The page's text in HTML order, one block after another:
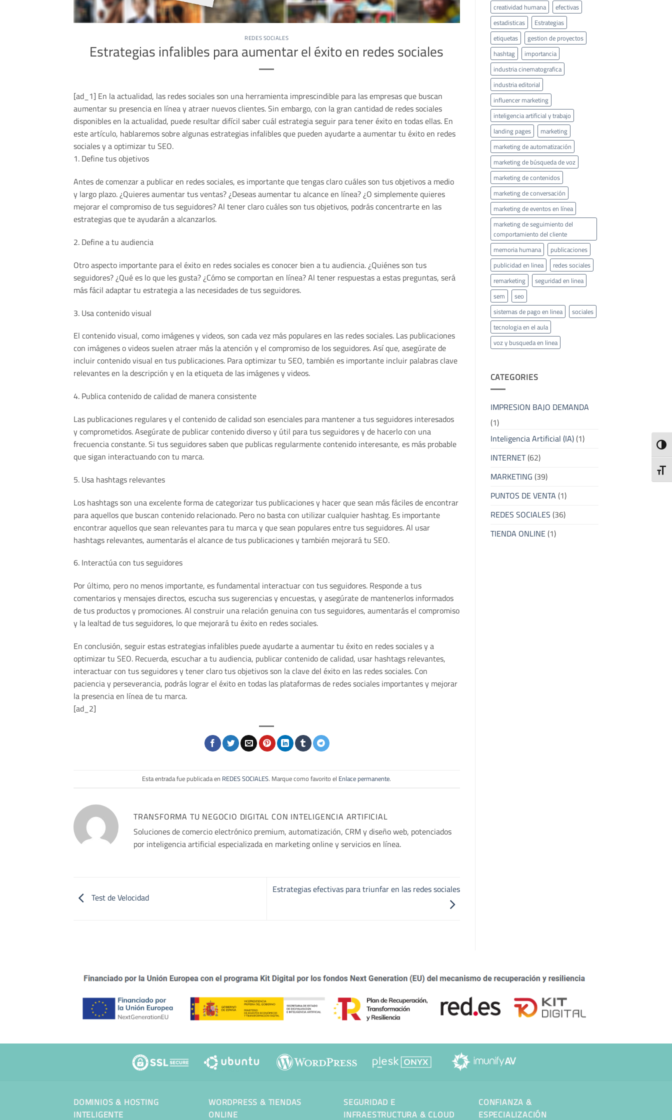
REDES SOCIALES
Estrategias infalibles para aumentar el éxito en redes sociales
[ad_1] En la actualidad, las redes sociales son una herramienta imprescindible para las empresas que buscan
aumentar su presencia en línea y atraer nuevos clientes. Sin embargo, con la gran cantidad de redes sociales
disponibles en la actualidad, puede resultar difícil saber cuál estrategia seguir para tener éxito en todas ellas. En
este artículo, hablaremos sobre algunas estrategias infalibles que pueden ayudarte a aumentar tu éxito en redes
sociales y a optimizar tu SEO.
1. Define tus objetivos
Antes de comenzar a publicar en redes sociales, es importante que tengas claro cuáles son tus objetivos a medio
y largo plazo. ¿Quieres aumentar tus ventas? ¿Deseas aumentar tu alcance en línea? ¿O simplemente quieres
mejorar el compromiso de tus seguidores? Al tener claro cuáles son tus objetivos, podrás concentrarte en las
estrategias que te ayudarán a alcanzarlos.
2. Define a tu audiencia
Otro aspecto importante para el éxito en redes sociales es conocer bien a tu audiencia. ¿Quiénes son tus
seguidores? ¿Qué es lo que les gusta? ¿Cómo se comportan en línea? Al tener respuestas a estas preguntas, será
más fácil adaptar tu estrategia a las necesidades de tus seguidores.
3. Usa contenido visual
El contenido visual, como imágenes y videos, son cada vez más populares en las redes sociales. Las publicaciones
con imágenes o videos suelen atraer más la atención y el compromiso de los seguidores. Así que, asegúrate de
incluir contenido visual en tus publicaciones. Para optimizar tu SEO, también es importante incluir palabras clave
relevantes en la descripción y en la etiqueta de las imágenes y videos.
4. Publica contenido de calidad de manera consistente
Las publicaciones regulares y el contenido de calidad son esenciales para mantener a tus seguidores interesados
y comprometidos. Asegúrate de publicar contenido diverso y útil para tus seguidores y de hacerlo con una
frecuencia constante. Si tus seguidores saben que publicas regularmente contenido interesante, es más probable
que sigan interactuando con tu marca.
5. Usa hashtags relevantes
Los hashtags son una excelente forma de categorizar tus publicaciones y hacer que sean más fáciles de encontrar
para aquellos que buscan contenido relacionado. Pero no basta con utilizar cualquier hashtag. Es importante
encontrar aquellos que sean relevantes para tu marca y que sean populares entre tus seguidores. Al usar
hashtags relevantes, aumentarás el alcance de tus publicaciones y también mejorará tu SEO.
6. Interactúa con tus seguidores
Por último, pero no menos importante, es fundamental interactuar con tus seguidores. Responde a tus
comentarios y mensajes directos, escucha sus sugerencias y encuestas, y asegúrate de mantenerlos informados
de tus productos y promociones. Al construir una relación genuina con tus seguidores, aumentarás el compromiso
y la lealtad de tus seguidores, lo que mejorará tu éxito en redes sociales.
En conclusión, seguir estas estrategias infalibles puede ayudarte a aumentar tu éxito en redes sociales y a
optimizar tu SEO. Recuerda, escuchar a tu audiencia, publicar contenido de calidad, usar hashtags relevantes,
interactuar con tus seguidores y tener claro tus objetivos son la clave del éxito en las redes sociales. Con
paciencia y perseverancia, podrás lograr el éxito en todas las plataformas de redes sociales importantes y mejorar
la presencia en línea de tu marca.
[ad_2]
Esta entrada fue publicada en REDES SOCIALES. Marque como favorito el Enlace permanente.
TRANSFORMA TU NEGOCIO DIGITAL CON INTELIGENCIA ARTIFICIAL
Soluciones de comercio electrónico premium, automatización, CRM y diseño web, potenciados
por inteligencia artificial especializada en marketing online y servicios en línea.
Test de Velocidad
Estrategias efectivas para triunfar en las redes sociales
creatividad humana
efectivas
estadisticas
Estrategias
etiquetas
gestion de proyectos
hashtag
importancia
industria cinematografica
industria editorial
influencer marketing
inteligencia artificial y trabajo
landing pages
marketing
marketing de automatización
marketing de búsqueda de voz
marketing de contenidos
marketing de conversación
marketing de eventos en línea
marketing de seguimiento del
comportamiento del cliente
memoria humana
publicaciones
publicidad en linea
redes sociales
remarketing
seguridad en linea
sem
seo
sistemas de pago en linea
sociales
tecnologia en el aula
voz y busqueda en linea
CATEGORIES
IMPRESION BAJO DEMANDA
(1)
Inteligencia Artificial (IA)(1)
INTERNET(62)
MARKETING(39)
PUNTOS DE VENTA(1)
REDES SOCIALES(36)
TIENDA ONLINE(1)
DOMINIOS & HOSTING
INTELIGENTE
WORDPRESS & TIENDAS
ONLINE
SEGURIDAD E
INFRAESTRUCTURA & CLOUD
CONFIANZA &
ESPECIALIZACIÓN